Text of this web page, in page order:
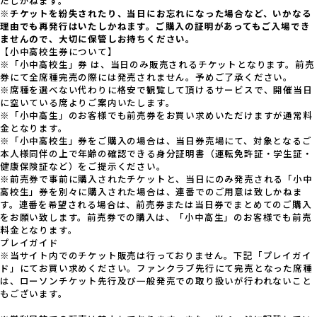
※チケットを紛失されたり、当日にお忘れになった場合など、いかなる
理由でも再発行はいたしかねます。ご購入の証明があってもご入場でき
ませんので、大切に保管しお持ちください。
【小中高校生券について】
※「小中高校生」券 は、当日のみ販売されるチケットとなります。前売
券にて全席種完売の際には発売されません。予めご了承ください。
※席種を選べない代わりに格安で観覧して頂けるサービスで、開催当日
に空いている席よりご案内いたします。
※「小中高生」のお客様でも前売券をお買い求めいただけますが通常料
金となります。
※「小中高校生」券をご購入の場合は、当日券売場にて、対象となるご
本人様同伴の上で年齢の確認できる身分証明書（運転免許証・学生証・
健康保険証など）をご提示ください。
※前売券で事前に購入されたチケットと、当日にのみ発売される「小中
高校生」券を別々に購入された場合は、連番でのご用意は致しかねま
す。連番を希望される場合は、前売券または当日券でまとめてのご購入
をお願い致します。前売券での購入は、「小中高生」のお客様でも前売
料金となります。
プレイガイド
※当サイト内でのチケット販売は行っておりません。下記「プレイガイ
ド」にてお買い求めください。ファンクラブ先行にて完売となった席種
は、ローソンチケット先行及び一般発売での取り扱いが行われないこと
もございます。